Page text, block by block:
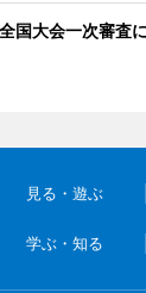
国大会一次審
見る・遊ぶ
学ぶ・知る